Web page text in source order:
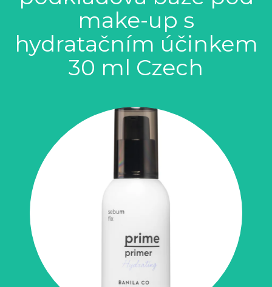
make-up s
hydratačním účinkem
30 ml Czech